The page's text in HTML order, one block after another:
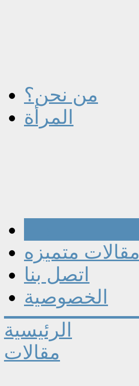
من نحن؟
المرأة
مقالات متميزه
اتصل بنا
الخصوصية
الرئيسية
مقالات